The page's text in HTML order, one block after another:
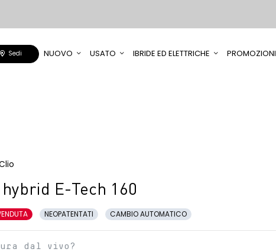
Sedi NUOVO USATO IBRIDE ED ELETTRICHE PROMOZIONI
E-Tech 160
NEOPATENTATI CAMBIO AUTOMATICO
dal vivo?